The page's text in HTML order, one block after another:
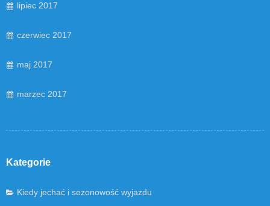
lipiec 2017
czerwiec 2017
maj 2017
marzec 2017
Kategorie
Kiedy jechać i sezonowość wyjazdu